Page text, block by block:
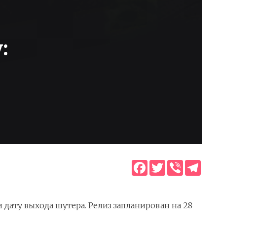
Facebook
TwitterViber
выхода шутера. Релиз запланирован на 28